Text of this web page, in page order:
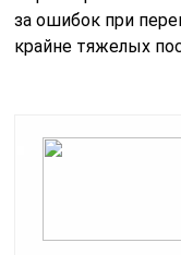
за ошибок при
крайне тяжелых